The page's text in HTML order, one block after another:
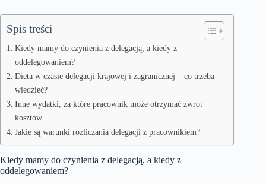
Spis treści
Kiedy mamy do czynienia z delegacją, a kiedy z
oddelegowaniem?
Dieta w czasie delegacji krajowej i zagranicznej – co trzeba
wiedzieć?
Inne wydatki, za które pracownik może otrzymać zwrot
kosztów
Jakie są warunki rozliczania delegacji z pracownikiem?
Kiedy mamy do czynienia z delegacją, a kiedy z
oddelegowaniem?